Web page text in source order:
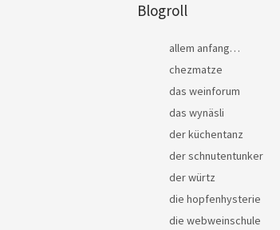
Blogroll
allem anfang…
chezmatze
das weinforum
das wynäsli
der küchentanz
der schnutentunker
der würtz
die hopfenhysterie
die webweinschule